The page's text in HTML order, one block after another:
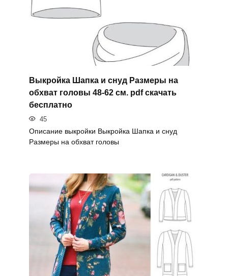
Выкройка Шапка и снуд Размеры на
обхват головы 48-62 см. pdf скачать
бесплатно
45
Описание выкройки Выкройка Шапка и снуд
Размеры на обхват головы